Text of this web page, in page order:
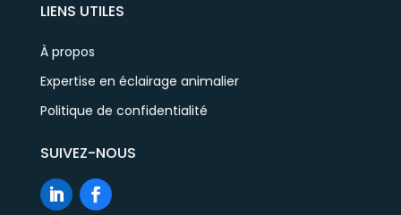
LIENS UTILES
À propos
Expertise en éclairage animalier
Politique de confidentialité
SUIVEZ-NOUS